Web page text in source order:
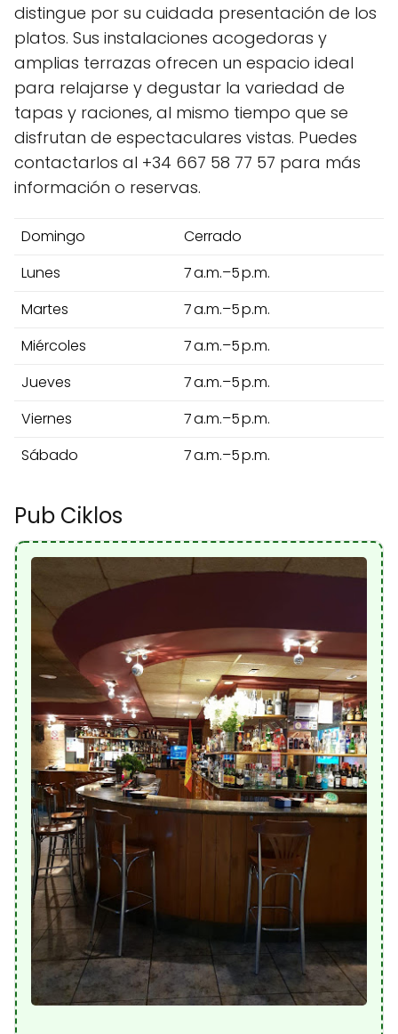
distingue por su cuidada presentación de los
platos. Sus instalaciones acogedoras y
amplias terrazas ofrecen un espacio ideal
para relajarse y degustar la variedad de
tapas y raciones, al mismo tiempo que se
disfrutan de espectaculares vistas. Puedes
contactarlos al +34 667 58 77 57 para más
información o reservas.
Domingo
Cerrado
Lunes
7 a.m.–5 p.m.
Martes
7 a.m.–5 p.m.
Miércoles
7 a.m.–5 p.m.
Jueves
7 a.m.–5 p.m.
Viernes
7 a.m.–5 p.m.
Sábado
7 a.m.–5 p.m.
Pub Ciklos